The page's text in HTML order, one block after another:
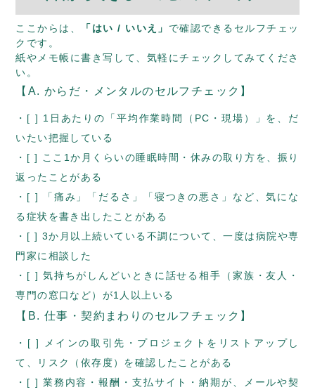
ここからは、 「はい / いいえ」 で確認できるセルフチェッ
クです。
紙やメモ帳に書き写して、気軽にチェックしてみてくださ
い。
【A. からだ・メンタルのセルフチェック】
[ ] 1日あたりの「平均作業時間（PC・現場）」を、だ
いたい把握している
[ ] ここ1か月くらいの睡眠時間・休みの取り方を、振り
返ったことがある
[ ] 「痛み」「だるさ」「寝つきの悪さ」など、気にな
る症状を書き出したことがある
[ ] 3か月以上続いている不調について、一度は病院や専
門家に相談した
[ ] 気持ちがしんどいときに話せる相手（家族・友人・
専門の窓口など）が1人以上いる
【B. 仕事・契約まわりのセルフチェック】
[ ] メインの取引先・プロジェクトをリストアップし
て、リスク（依存度）を確認したことがある
[ ] 業務内容・報酬・支払サイト・納期が、メールや契